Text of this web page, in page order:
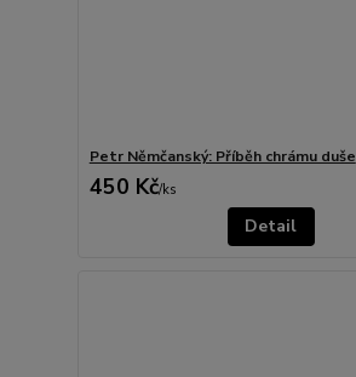
Petr Němčanský: Příběh chrámu duše
450 Kč/ks
Detail